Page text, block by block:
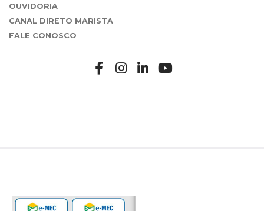
OUVIDORIA
CANAL DIRETO MARISTA
FALE CONOSCO